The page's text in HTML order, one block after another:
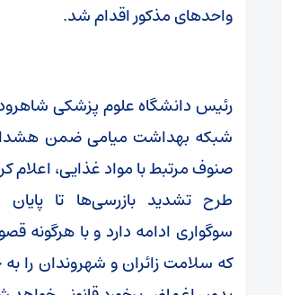
واحدهای مذکور اقدام شد.
رئیس دانشگاه علوم پزشکی شاهرود
شبکه بهداشت میامی ضمن
صنوف مرتبط با مواد غذایی، اعلام
طرح تشدید بازرسی‌ها تا
سوگواری ادامه دارد و با هرگونه
که سلامت زائران و شهروندان را به